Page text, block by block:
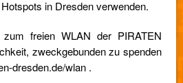
in Dresden verwenden.
zum freien WLAN der PIRATEN
zweckgebunden zu spenden
dresden.de/wlan .